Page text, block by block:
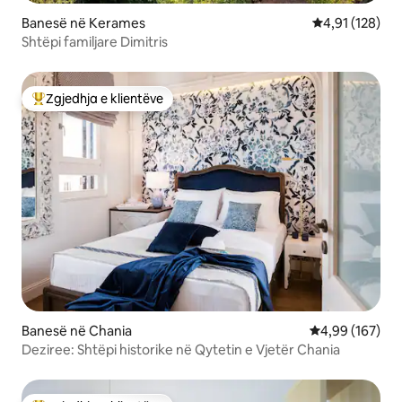
Banesë në Kerames Vlerësimi
4,91 (128)
Shtëpi familjare Dimitris
Më të mirat e zgjedhjeve të klientëve
Zgjedhja e klientëve
Banesë në Chania Vlerësimi
4,99 (167)
Deziree: Shtëpi historike në Qytetin e Vjetër Chania